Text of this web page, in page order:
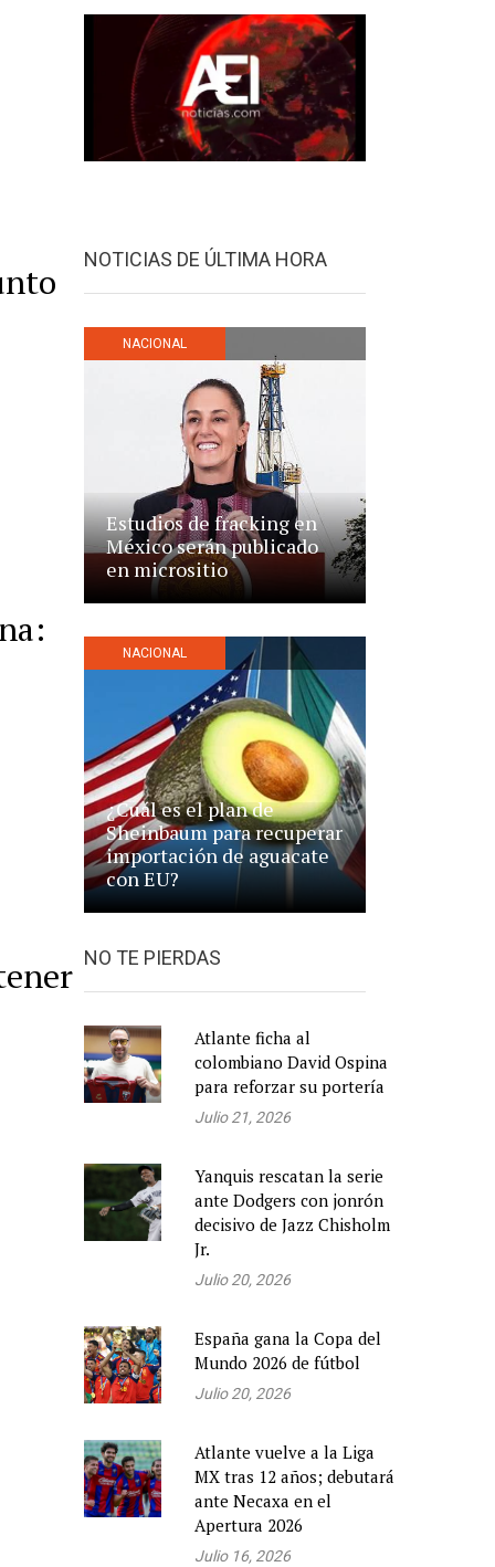
NOTICIAS DE ÚLTIMA HORA
NACIONAL
Estudios de fracking en
México serán publicado
en micrositio
NACIONAL
¿Cuál es el plan de
Sheinbaum para recuperar
importación de aguacate
con EU?
NO TE PIERDAS
Atlante ficha al
colombiano David Ospina
para reforzar su portería
Julio 21, 2026
Yanquis rescatan la serie
ante Dodgers con jonrón
decisivo de Jazz Chisholm
Jr.
Julio 20, 2026
España gana la Copa del
Mundo 2026 de fútbol
Julio 20, 2026
Atlante vuelve a la Liga
MX tras 12 años; debutará
ante Necaxa en el
Apertura 2026
Julio 16, 2026